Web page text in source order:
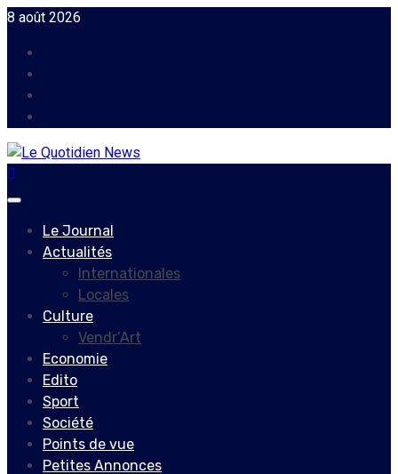
Skip
content
8 août 2026
Primary
Le Journal
Actualités
Internationales
Locales
Culture
Vendr’Art
Economie
Edito
Sport
Société
Points de vue
Petites Annonces